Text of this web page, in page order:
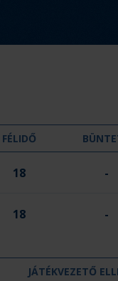
FÉLIDŐ
18 -
18 -
JÁTÉKVEZETŐ